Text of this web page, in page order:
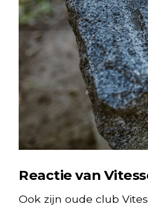
Reactie van
Ook zijn oude club